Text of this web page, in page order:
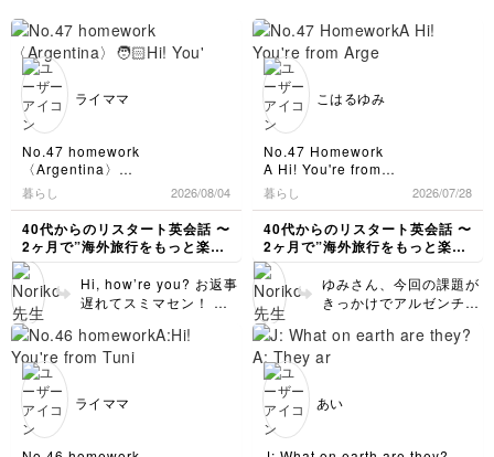
You can travel there through
Europe.
With a transfer it takes 20~30
hours.
No Japanese people live
there.
A Really? It's a long way.
B Instead of saying "Hello" or
"Hi", people is "No stress" all
day long.
A I like that! I'd love to visit
Cape Verde.
ワールドカップサッカーの試合
はたまたまテレビで見たのです
が、アルゼンチン相手に動揺す
ることなく戦っているカーボベ
ルデに感動したのを覚えていま
す。
とても遠いですが、"No
stress"をあいさつにしていると
ころなら行ってみたいと思いま
した。
全身ココア色がお顔もマ
ッチしていて最高でした
you say greetings?
greet each other
there？またはシンプル
にHow do you say “hi”
there?へ。(2)次のBの発
話ですが、…people is
“No Stress”…のところ
のisをsayへ変更すれば
大丈夫です。 それか
ら、細かい点ですが、も
し日本から乗り換えが2
回以上なら、With a
transferのところをWith
transfersにされた方が
からは遠い国ですね。I’d
ライママ
No.47 homework
〈Argentina〉
🧑🏻Hi! You're from
Argentina,right?
👩🏻‍🦰Yes, I am.
🧑🏻I'd love to visit Argentina
someday. What is it like?
👩🏻‍🦰Agriculture is very
popular in Argentina. For
example corns,wheats, and
beans. It exports a lot to
Japan.
🧑🏻Really? I didn't know
that.
👩🏻‍🦰Argentina is a
wonderful country. You're
always welcome !
🧑🏻Thank you !
暮らし 2026/08/04
40代からのリスタート英会話 〜
2ヶ月で”海外旅行をもっと楽し
める私"になる〜
Hi, how’re you? お返事
遅れてスミマセン！ そ
外に英語でなかったりし
ます。ちょっと違うかも
トな関係」のflatは「平
ら」という意味で、英語
う言葉の方がしっくり来
こはるゆみ
No.47 Homework
A Hi! You're from
Argentina,right?
B Yes,I am.
A I'd love to wacth a tango
show.
What is it famous for?
B Argentina has a traditional
music and dance.
That's colled "folklore".
A I know only name.
B I think Japanese people
have heard the song
A Oh! I know that. That is
folklore music.
暮らし 2026/07/28
40代からのリスタート英会話 〜
2ヶ月で”海外旅行をもっと楽し
める私"になる〜
ゆみさん、今回の課題が
きっかけでアルゼンチン
ていただく機会があって
よかったです！私もおか
なりました。 写真の絵
が温かい雰囲気で好きで
松任谷由実さんの曲にあ
ライママ あい